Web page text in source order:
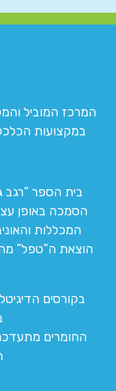
במקצועות
בית הספר “רגב
הסמכה באופן
המכללות
הוצאת ה”טפל”
בקורסים
החומרים